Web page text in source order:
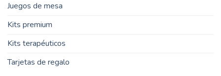
Juegos de mesa
Kits premium
Kits terapéuticos
Tarjetas de regalo